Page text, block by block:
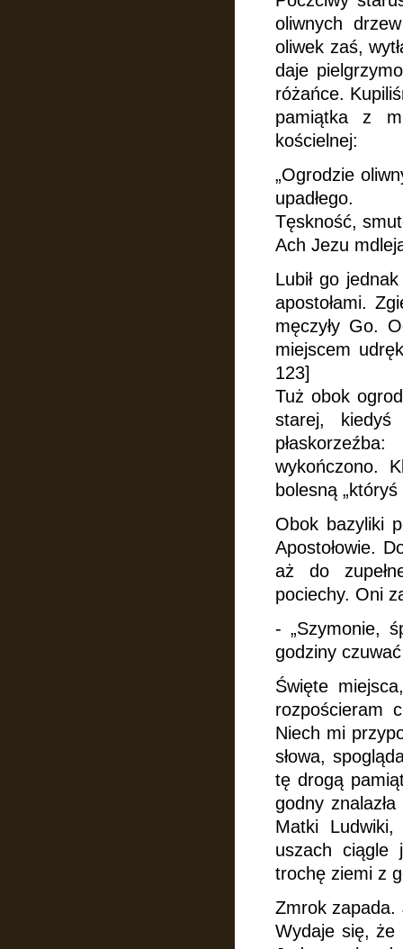
oliwnych
oliwek zaś,
daje
różańce.
pamiątka z
kościelnej:
„Ogrodzie
upadłego.
Tęskność,
Ach Jezu
Lubił go
apostołami.
męczyły Go.
miejscem
123]
Tuż obok
starej,
wykończono.
bolesną
Obok bazyliki
Apostołowie.
aż do
pociechy. Oni
- „Szymonie,
godziny
Święte
rozpościeram
Niech mi
słowa,
tę drogą
godny
Matki
uszach ciągle
trochę ziemi z
Zmrok zapada.
Wydaje się, że